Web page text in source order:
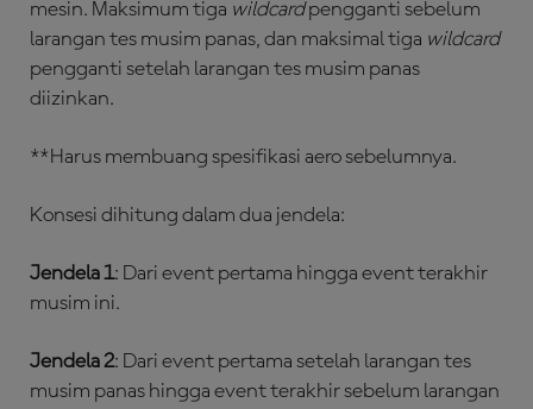
mesin. Maksimum tiga wildcard pengganti sebelum
larangan tes musim panas, dan maksimal tiga wildcard
pengganti setelah larangan tes musim panas
diizinkan.
**Harus membuang spesifikasi aero sebelumnya.
Konsesi dihitung dalam dua jendela:
Jendela1: Dari event pertama hingga event terakhir
musim ini.
Jendela2: Dari event pertama setelah larangan tes
musim panas hingga event terakhir sebelum larangan